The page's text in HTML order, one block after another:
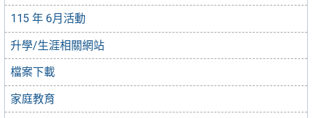
115 年 6月活動
升學/生涯相關網站
檔案下載
家庭教育